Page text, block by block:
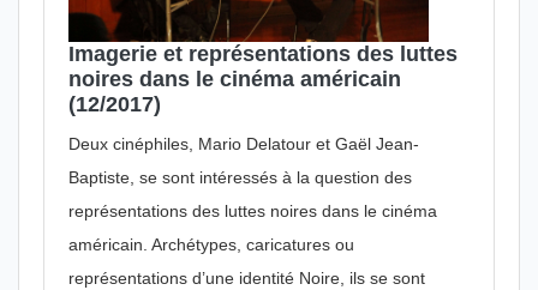
Imagerie et représentations des luttes
noires dans le cinéma américain
(12/2017)
Deux cinéphiles, Mario Delatour et Gaël Jean-
Baptiste, se sont intéressés à la question des
représentations des luttes noires dans le cinéma
américain. Archétypes, caricatures ou
représentations d’une identité Noire, ils se sont